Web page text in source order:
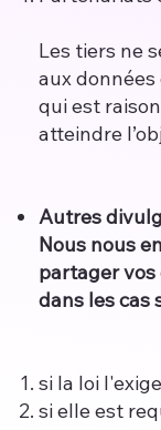
Les tiers ne
aux
qui est
atteindre
Autres
Nous nous
partager vos
dans les cas
si la loi l'exige
si elle est